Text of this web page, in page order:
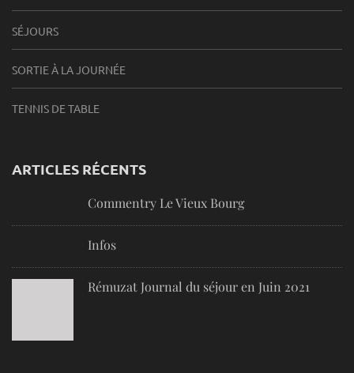
SÉJOURS
SORTIE À LA JOURNÉE
TENNIS DE TABLE
ARTICLES RÉCENTS
Commentry Le Vieux Bourg
Infos
Rémuzat Journal du séjour en Juin 2021